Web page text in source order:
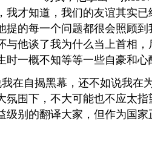
我才知道，我们的友谊其实
提的每一个问题都很会照顾
与他谈了我为什么当上首相
时一概不知等等一些自豪和心
自揭黑幕，还不如说我在
氛围下，不大可能也不应太
级别的翻译大家，但作为国